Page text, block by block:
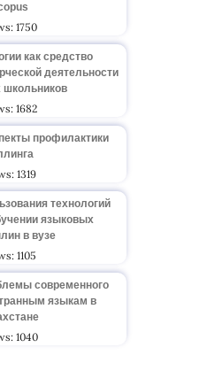
1750
как средство
деятельности
1682
профилактики
1319
технологий
языковых
в вузе
1105
современного
языкам в
1040